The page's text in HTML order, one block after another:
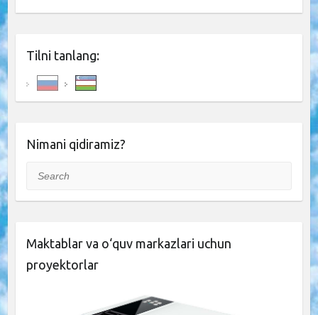
Tilni tanlang:
Nimani qidiramiz?
Search
Maktablar va o‘quv markazlari uchun
proyektorlar